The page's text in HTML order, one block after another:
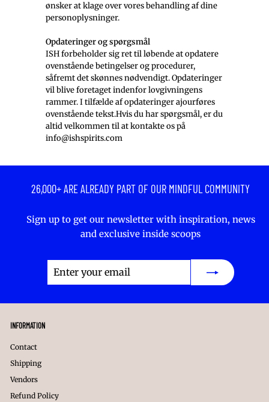
ønsker at klage over vores behandling af dine
personoplysninger.
Opdateringer og spørgsmål
ISH forbeholder sig ret til løbende at opdatere
ovenstående betingelser og procedurer,
såfremt det skønnes nødvendigt. Opdateringer
vil blive foretaget indenfor lovgivningens
rammer. I tilfælde af opdateringer ajourføres
ovenstående tekst.Hvis du har spørgsmål, er du
altid velkommen til at kontakte os på
info@ishspirits.com
26,000+ ARE ALREADY PART OF OUR MINDFUL COMMUNITY
Sign up to get our newsletter with inspiration, news
and exclusive inside scoops
INFORMATION
Contact
Shipping
Vendors
Refund Policy